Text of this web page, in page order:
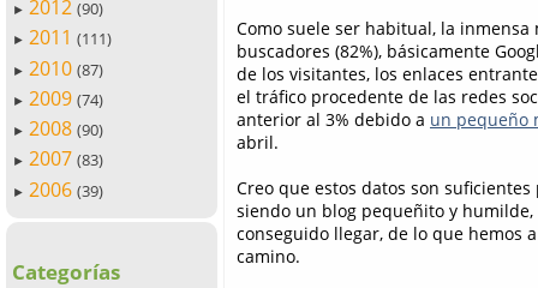
► 2012 (90)
► 2011 (111)
► 2010 (87)
► 2009 (74)
► 2008 (90)
► 2007 (83)
► 2006 (39)
Categorías
Como suele ser habitual, la
buscadores (82%), básicamente
de los visitantes, los enlaces
el tráfico procedente de las redes
anterior al 3% debido a un pequeño
abril.
Creo que estos datos son
siendo un blog pequeñito y
conseguido llegar, de lo que hemos
camino.